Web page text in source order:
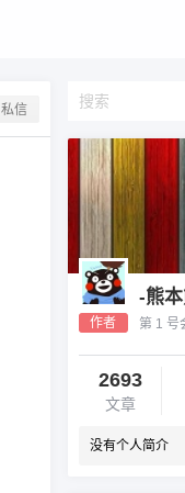
私信
作者
-熊
第 1 号
2693
文章
没有个人简介